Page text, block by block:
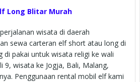
Long Blitar Murah
wisata di daerah
sewa carteran elf short atau long di
pakai untuk wisata religi ke wali
9, wisata ke Jogja, Bali, Malang,
Penggunaan rental mobil elf kami